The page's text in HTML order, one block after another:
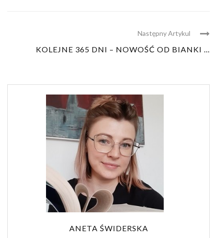
Następny Artykul
KOLEJNE 365 DNI – NOWOŚĆ OD BIANKI ...
ANETA ŚWIDERSKA